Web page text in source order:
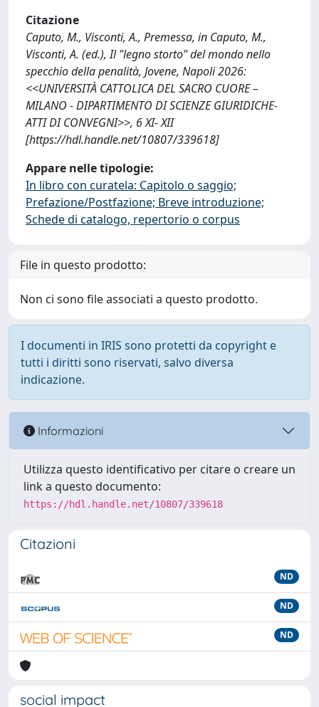
Citazione
Caputo, M., Visconti, A., Premessa, in Caputo, M.,
Visconti, A. (ed.), Il "legno storto" del mondo nello
specchio della penalità, Jovene, Napoli 2026:
<<UNIVERSITÀ CATTOLICA DEL SACRO CUORE –
MILANO - DIPARTIMENTO DI SCIENZE GIURIDICHE-
ATTI DI CONVEGNI>>, 6 XI- XII
[https://hdl.handle.net/10807/339618]
Appare nelle tipologie:
In libro con curatela: Capitolo o saggio;
Prefazione/Postfazione; Breve introduzione;
Schede di catalogo, repertorio o corpus
File in questo prodotto:
Non ci sono file associati a questo prodotto.
I documenti in IRIS sono protetti da copyright e
tutti i diritti sono riservati, salvo diversa
indicazione.
Informazioni
Utilizza questo identificativo per citare o creare un
link a questo documento:
https://hdl.handle.net/10807/339618
Citazioni
ND
ND
ND
social impact